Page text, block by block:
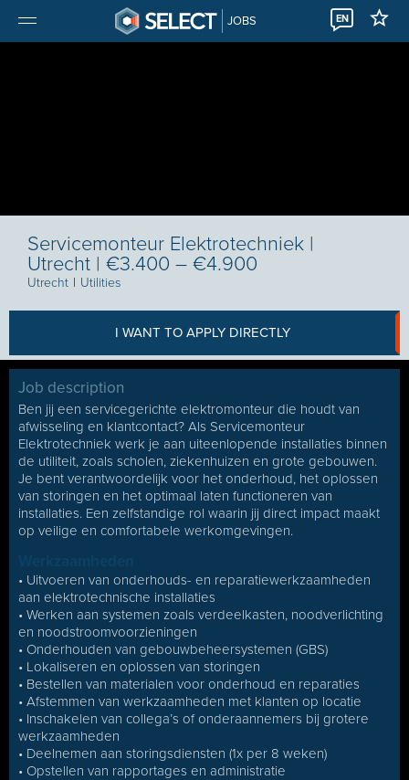
JOBS EN
Servicemonteur Elektrotechniek |
Utrecht | €3.400 – €4.900
Utrecht I Utilities
I WANT TO APPLY DIRECTLY
Job description
Ben jij een servicegerichte elektromonteur die houdt van
afwisseling en klantcontact? Als Servicemonteur
Elektrotechniek werk je aan uiteenlopende installaties binnen
de utiliteit, zoals scholen, ziekenhuizen en grote gebouwen.
Je bent verantwoordelijk voor het onderhoud, het oplossen
van storingen en het optimaal laten functioneren van
installaties. Een zelfstandige rol waarin jij direct impact maakt
op veilige en comfortabele werkomgevingen.
• Uitvoeren van onderhouds- en reparatiewerkzaamheden
aan elektrotechnische installaties
• Werken aan systemen zoals verdeelkasten, noodverlichting
en noodstroomvoorzieningen
• Onderhouden van gebouwbeheersystemen (GBS)
• Lokaliseren en oplossen van storingen
• Bestellen van materialen voor onderhoud en reparaties
• Afstemmen van werkzaamheden met klanten op locatie
• Inschakelen van collega’s of onderaannemers bij grotere
werkzaamheden
• Deelnemen aan storingsdiensten (1x per 8 weken)
• Opstellen van rapportages en administratie